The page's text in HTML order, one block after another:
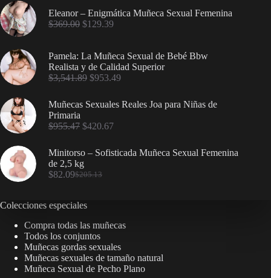
Eleanor – Enigmática Muñeca Sexual Femenina
$369.00 $129.39
Pamela: La Muñeca Sexual de Bebé Bbw
Realista y de Calidad Superior
$3,541.89 $953.49
Muñecas Sexuales Reales Joa para Niñas de
Primaria
$955.47 $420.67
Minitorso – Sofisticada Muñeca Sexual Femenina
de 2,5 kg
$205.13
$82.09
Colecciones especiales
Compra todas las muñecas
Todos los conjuntos
Muñecas gordas sexuales
Muñecas sexuales de tamaño natural
Muñeca Sexual de Pecho Plano